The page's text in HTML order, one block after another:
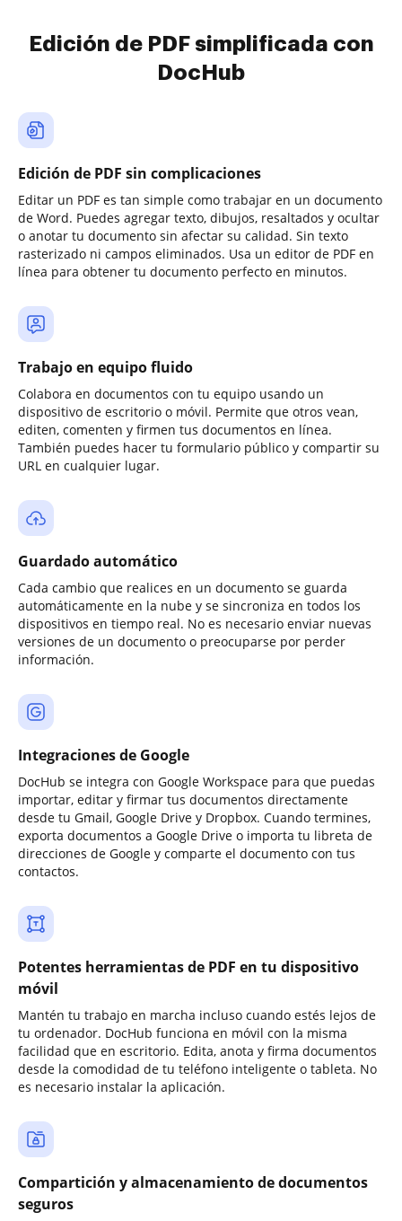
Edición de PDF simplificada con
DocHub
Edición de PDF sin complicaciones
Editar un PDF es tan simple como trabajar en un documento
de Word. Puedes agregar texto, dibujos, resaltados y ocultar
o anotar tu documento sin afectar su calidad. Sin texto
rasterizado ni campos eliminados. Usa un editor de PDF en
línea para obtener tu documento perfecto en minutos.
Trabajo en equipo fluido
Colabora en documentos con tu equipo usando un
dispositivo de escritorio o móvil. Permite que otros vean,
editen, comenten y firmen tus documentos en línea.
También puedes hacer tu formulario público y compartir su
URL en cualquier lugar.
Guardado automático
Cada cambio que realices en un documento se guarda
automáticamente en la nube y se sincroniza en todos los
dispositivos en tiempo real. No es necesario enviar nuevas
versiones de un documento o preocuparse por perder
información.
Integraciones de Google
DocHub se integra con Google Workspace para que puedas
importar, editar y firmar tus documentos directamente
desde tu Gmail, Google Drive y Dropbox. Cuando termines,
exporta documentos a Google Drive o importa tu libreta de
direcciones de Google y comparte el documento con tus
contactos.
Potentes herramientas de PDF en tu dispositivo
móvil
Mantén tu trabajo en marcha incluso cuando estés lejos de
tu ordenador. DocHub funciona en móvil con la misma
facilidad que en escritorio. Edita, anota y firma documentos
desde la comodidad de tu teléfono inteligente o tableta. No
es necesario instalar la aplicación.
Compartición y almacenamiento de documentos
seguros